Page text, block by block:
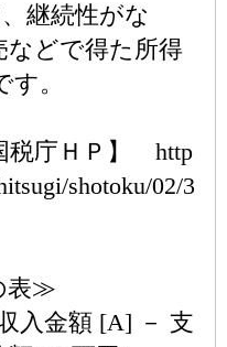
継続性がな
などで得た所得
。
庁ＨＰ】 http
shotoku/02/3
表≫
入金額 [A] － 支